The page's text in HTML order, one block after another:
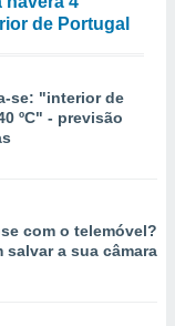
de Portugal
se: "interior de
ºC" - previsão
com o telemóvel?
a sua câmara